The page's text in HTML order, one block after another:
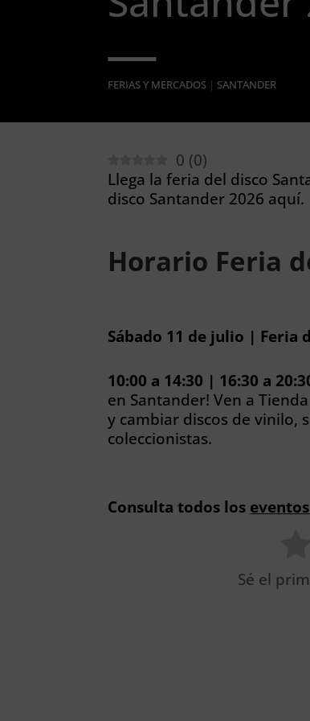
FERIAS Y MERCADOS | SANTANDER
0 (0)
Llega la feria del disco
disco Santander 2026 aquí.
Horario Feria
Sábado 11 de julio | Feria
10:00 a 14:30 | 16:30 a
en Santander! Ven a
y cambiar discos de vinilo,
coleccionistas.
Consulta todos los
Sé el